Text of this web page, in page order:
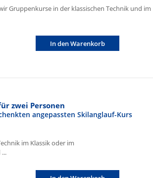
Gruppenkurse in der klassischen Technik und im
In den Warenkorb
zwei Personen
angepassten Skilanglauf-Kurs
im Klassik oder im